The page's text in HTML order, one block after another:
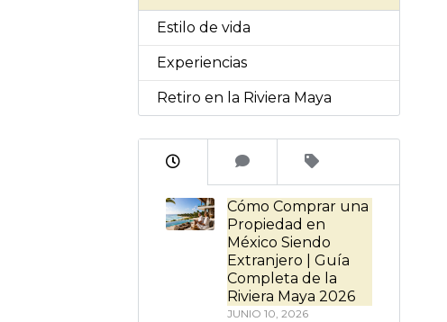
Estilo de vida
Experiencias
Retiro en la Riviera Maya
Cómo Comprar una
Propiedad en
México Siendo
Extranjero | Guía
Completa de la
Riviera Maya 2026
JUNIO 10, 2026